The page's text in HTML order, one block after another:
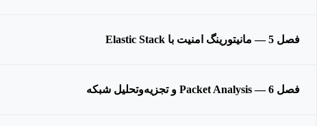
فصل 5 — مانیتورینگ امنیت با Elastic Stack
فصل 6 — Packet Analysis و تجزیه‌وتحلیل شبکه